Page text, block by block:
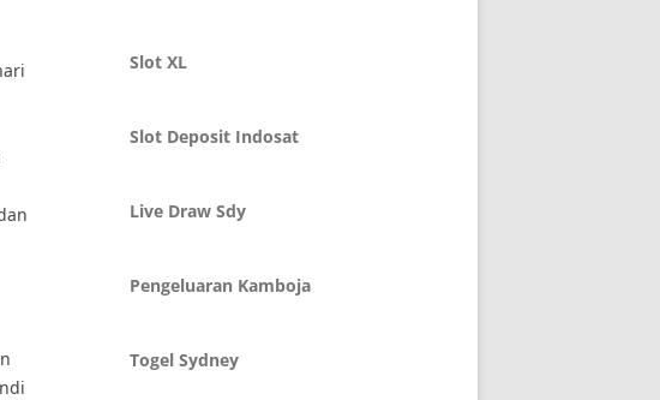
Slot XL
Slot Deposit Indosat
Live Draw Sdy
Pengeluaran Kamboja
Togel Sydney